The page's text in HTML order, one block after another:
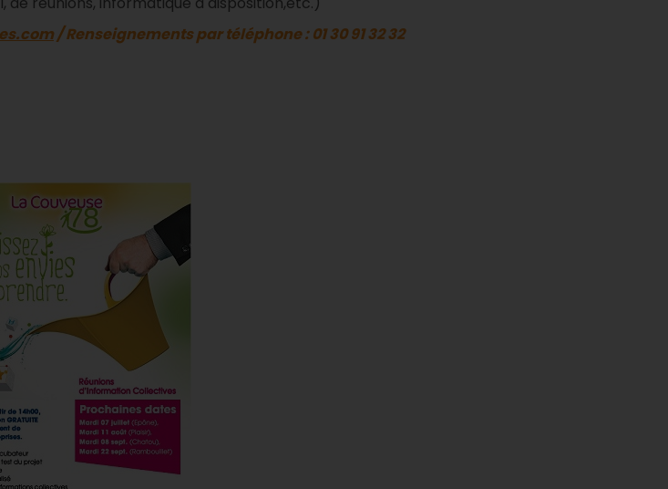
/ Renseignements par téléphone : 01 30 91 32 32